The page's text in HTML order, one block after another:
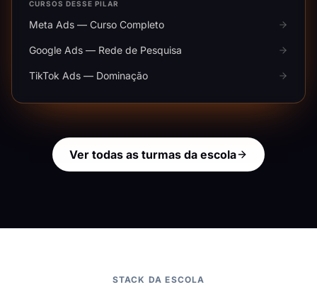
CURSOS DESSE PILAR
Meta Ads — Curso Completo
Google Ads — Rede de Pesquisa
TikTok Ads — Dominação
Ver todas as turmas da escola
STACK DA ESCOLA